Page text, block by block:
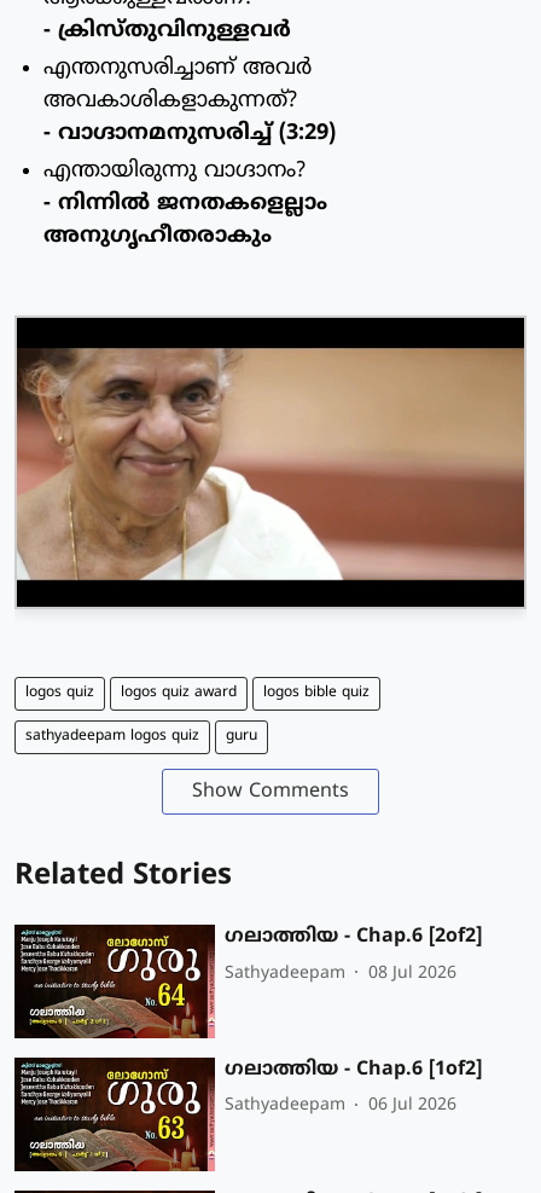
- ക്രിസ്തുവിനുള്ളവര്‍
എന്തനുസരിച്ചാണ് അവര്‍
അവകാശികളാകുന്നത്?
- വാഗ്ദാനമനുസരിച്ച് (3:29)
എന്തായിരുന്നു വാഗ്ദാനം?
- നിന്നില്‍ ജനതകളെല്ലാം
അനുഗൃഹീതരാകും
logos quiz logos quiz award logos bible quiz
sathyadeepam logos quiz guru
Show Comments
Related Stories
ഗലാത്തിയ - Chap.6 [2of2]
Sathyadeepam 08 Jul 2026
ഗലാത്തിയ - Chap.6 [1of2]
Sathyadeepam 06 Jul 2026